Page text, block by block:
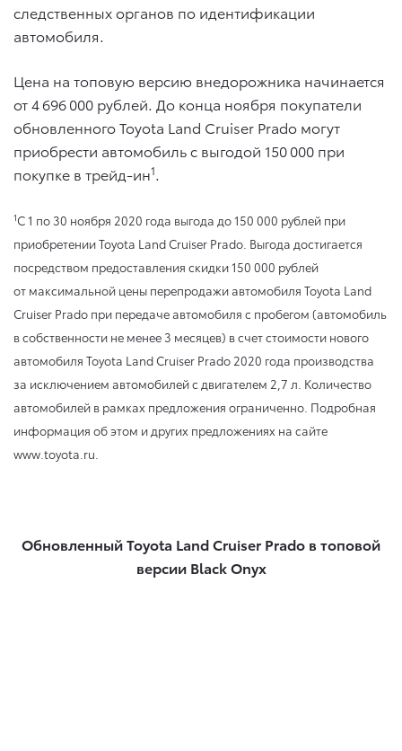
следственных органов по идентификации
автомобиля.
Цена на топовую версию внедорожника начинается
от 4 696 000 рублей. До конца ноября покупатели
обновленного Toyota Land Cruiser Prado могут
приобрести автомобиль с выгодой 150 000 при
покупке в трейд-ин1
1C 1 по 30 ноября 2020 года выгода до 150 000 рублей при
приобретении Toyota Land Cruiser Prado. Выгода достигается
посредством предоставления скидки 150 000 рублей
от максимальной цены перепродажи автомобиля Toyota Land
Cruiser Prado при передаче автомобиля с пробегом (автомобиль
в собственности не менее 3 месяцев) в счет стоимости нового
автомобиля Toyota Land Cruiser Prado 2020 года производства
за исключением автомобилей с двигателем 2,7 л. Количество
автомобилей в рамках предложения ограниченно. Подробная
информация об этом и других предложениях на сайте
www.toyota.ru.
Обновленный Toyota Land Cruiser Prado в топовой
версии Black Onyx